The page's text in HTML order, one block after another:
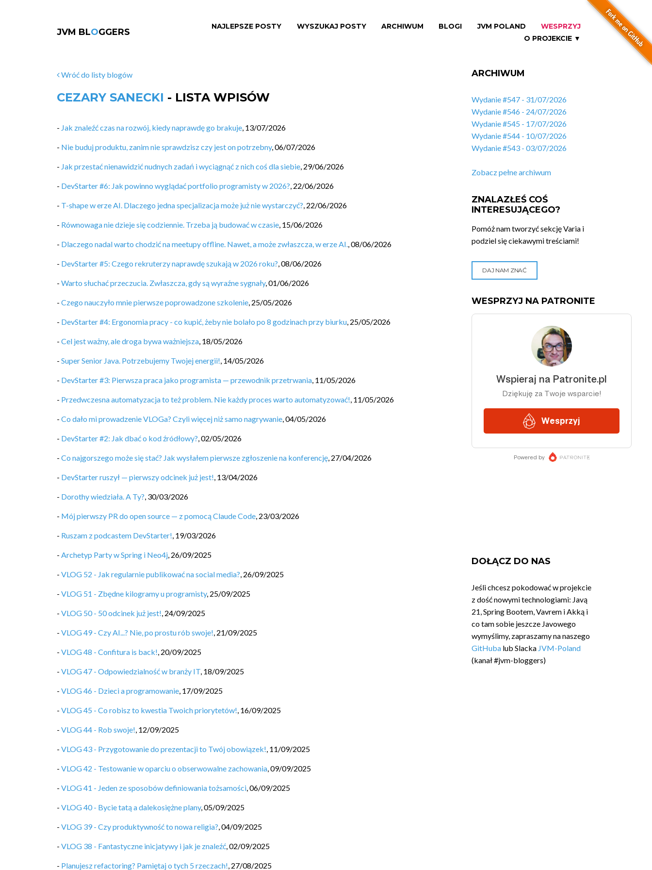
JVM BLOGGERS
NAJLEPSZE POSTY WYSZUKAJ POSTY ARCHIWUM BLOGI JVM POLAND
WESPRZYJ
O PROJEKCIE ▼
Wróć do listy blogów
CEZARY SANECKI - LISTA WPISÓW
- Jak znaleźć czas na rozwój, kiedy naprawdę go brakuje, 13/07/2026
- Nie buduj produktu, zanim nie sprawdzisz czy jest on potrzebny,06/07/2026
- Jak przestać nienawidzić nudnych zadań i wyciągnąć z nich coś dla siebie, 29/06/2026
- DevStarter #6: Jak powinno wyglądać portfolio programisty w 2026?, 22/06/2026
- T-shape w erze AI. Dlaczego jedna specjalizacja może już nie wystarczyć?, 22/06/2026
- Równowaga nie dzieje się codziennie. Trzeba ją budować w czasie, 15/06/2026
- Dlaczego nadal warto chodzić na meetupy offline. Nawet, a może zwłaszcza, w erze AI.,08/06/2026
- DevStarter #5: Czego rekruterzy naprawdę szukają w 2026 roku?,08/06/2026
- Warto słuchać przeczucia. Zwłaszcza, gdy są wyraźne sygnały,01/06/2026
- Czego nauczyło mnie pierwsze poprowadzone szkolenie, 25/05/2026
- DevStarter #4: Ergonomia pracy - co kupić, żeby nie bolało po 8 godzinach przy biurku, 25/05/2026
- Cel jest ważny, ale droga bywa ważniejsza, 18/05/2026
- Super Senior Java. Potrzebujemy Twojej energii!, 14/05/2026
- DevStarter #3: Pierwsza praca jako programista — przewodnik przetrwania, 11/05/2026
- Przedwczesna automatyzacja to też problem. Nie każdy proces warto automatyzować!, 11/05/2026
- Co dało mi prowadzenie VLOGa? Czyli więcej niż samo nagrywanie,04/05/2026
- DevStarter #2: Jak dbać o kod źródłowy?,02/05/2026
- Co najgorszego może się stać? Jak wysłałem pierwsze zgłoszenie na konferencję, 27/04/2026
- DevStarter ruszył — pierwszy odcinek już jest!, 13/04/2026
- Dorothy wiedziała. A Ty?, 30/03/2026
- Mój pierwszy PR do open source — z pomocą Claude Code, 23/03/2026
- Ruszam z podcastem DevStarter!, 19/03/2026
- Archetyp Party w Spring i Neo4j, 26/09/2025
- VLOG 52 - Jak regularnie publikować na social media?, 26/09/2025
- VLOG 51 - Zbędne kilogramy u programisty, 25/09/2025
- VLOG 50 - 50 odcinek już jest!, 24/09/2025
- VLOG 49 - Czy AI...? Nie, po prostu rób swoje!, 21/09/2025
- VLOG 48 - Confitura is back!, 20/09/2025
- VLOG 47 - Odpowiedzialność w branży IT, 18/09/2025
- VLOG 46 - Dzieci a programowanie, 17/09/2025
- VLOG 45 - Co robisz to kwestia Twoich priorytetów!, 16/09/2025
- VLOG 44 - Rob swoje!, 12/09/2025
- VLOG 43 - Przygotowanie do prezentacji to Twój obowiązek!, 11/09/2025
- VLOG 42 - Testowanie w oparciu o obserwowalne zachowania,09/09/2025
- VLOG 41 - Jeden ze sposobów definiowania tożsamości,06/09/2025
- VLOG 40 - Bycie tatą a dalekosiężne plany,05/09/2025
- VLOG 39 - Czy produktywność to nowa religia?,04/09/2025
- VLOG 38 - Fantastyczne inicjatywy i jak je znaleźć,02/09/2025
- Planujesz refactoring? Pamiętaj o tych 5 rzeczach!, 27/08/2025
ARCHIWUM
Wydanie #547 - 31/07/2026
Wydanie #546 - 24/07/2026
Wydanie #545 - 17/07/2026
Wydanie #544 - 10/07/2026
Wydanie #543 - 03/07/2026
Zobacz pełne archiwum
ZNALAZŁEŚ COŚ
INTERESUJĄCEGO?
Pomóż nam tworzyć sekcję Varia i
podziel się ciekawymi treściami!
DAJ NAM ZNAĆ
WESPRZYJ NA PATRONITE
DOŁĄCZ DO NAS
Jeśli chcesz pokodować w projekcie
z dość nowymi technologiami: Javą
21, Spring Bootem, Vavrem i Akką i
co tam sobie jeszcze Javowego
wymyślimy, zapraszamy na naszego
GitHuba lub Slacka JVM-Poland
(kanał #jvm-bloggers)